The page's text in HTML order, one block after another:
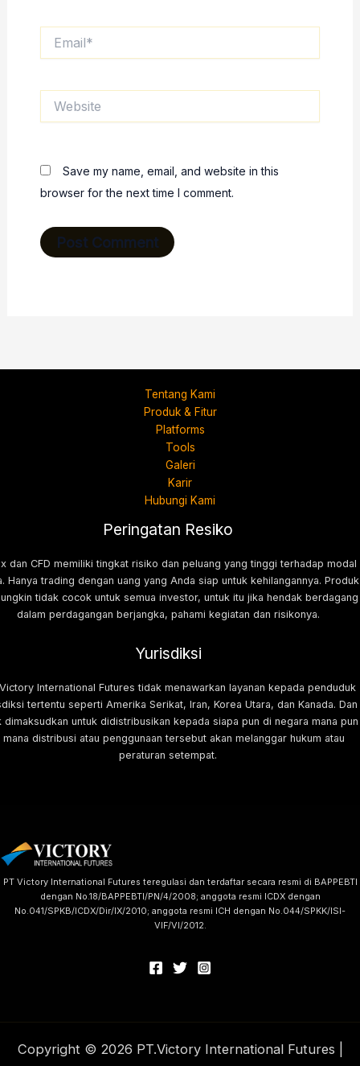
Save my name, email, and website in this
browser for the next time I comment.
Tentang Kami
Produk & Fitur
Platforms
Tools
Galeri
Karir
Hubungi Kami
Peringatan Resiko
dan CFD memiliki tingkat risiko dan peluang yang tinggi terhadap modal
Hanya trading dengan uang yang Anda siap untuk kehilangannya. Produk
tidak cocok untuk semua investor, untuk itu jika hendak berdagang
dalam perdagangan berjangka, pahami kegiatan dan risikonya.
Yurisdiksi
International Futures tidak menawarkan layanan kepada penduduk
tertentu seperti Amerika Serikat, Iran, Korea Utara, dan Kanada. Dan
dimaksudkan untuk didistribusikan kepada siapa pun di negara mana pun
mana distribusi atau penggunaan tersebut akan melanggar hukum atau
peraturan setempat.
PT Victory International Futures teregulasi dan terdaftar secara resmi di BAPPEBTI
dengan No.18/BAPPEBTI/PN/4/2008; anggota resmi ICDX dengan
No.041/SPKB/ICDX/Dir/IX/2010; anggota resmi ICH dengan No.044/SPKK/ISI-
VIF/VI/2012.
Copyright © 2026 PT.Victory International Futures |